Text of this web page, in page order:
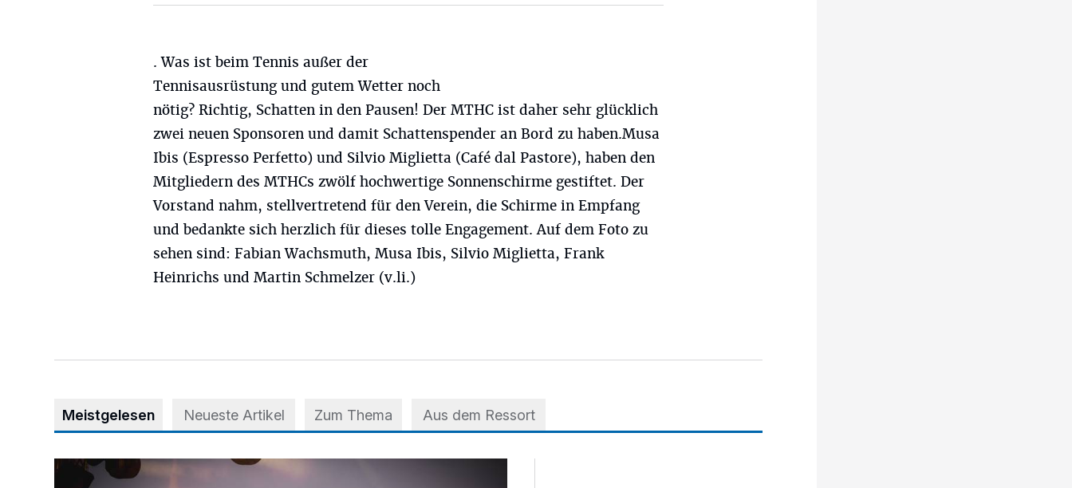
. Was ist beim Tennis außer der
Tennisausrüstung und gutem Wetter noch
nötig? Richtig, Schatten in den Pausen! Der MTHC ist daher sehr glücklich
zwei neuen Sponsoren und damit Schattenspender an Bord zu haben.Musa
Ibis (Espresso Perfetto) und Silvio Miglietta (Café dal Pastore), haben den
Mitgliedern des MTHCs zwölf hochwertige Sonnenschirme gestiftet. Der
Vorstand nahm, stellvertretend für den Verein, die Schirme in Empfang
und bedankte sich herzlich für dieses tolle Engagement. Auf dem Foto zu
sehen sind: Fabian Wachsmuth, Musa Ibis, Silvio Miglietta, Frank
Heinrichs und Martin Schmelzer (v.li.)
Meistgelesen Neueste Artikel Zum Thema Aus dem Ressort
Mehr als nur ein Festival